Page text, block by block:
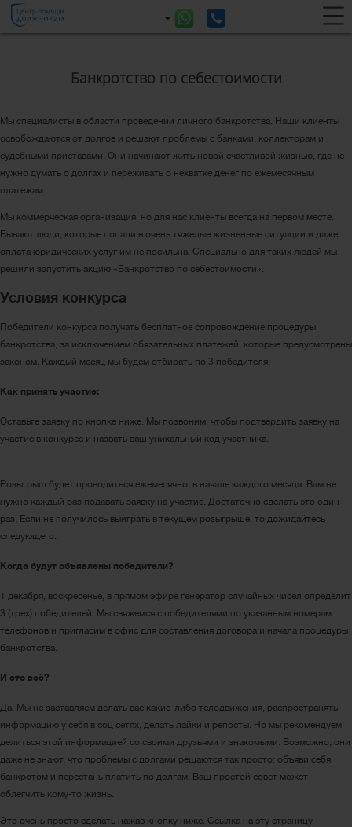
Банкротство по себестоимости
Мы специалисты в области проведении личного банкротства. Наши клиенты
освобождаются от долгов и решают проблемы с банками, коллекторам и
судебными приставами. Они начинают жить новой счастливой жизнью, где не
нужно думать о долгах и переживать о нехватке денег по ежемесячным
платежам.
Мы коммерческая организация, но для нас клиенты всегда на первом месте.
Бывают люди, которые попали в очень тяжелые жизненные ситуации и даже
оплата юридических услуг им не посильна. Специально для таких людей мы
решили запустить акцию «Банкротство по себестоимости».
Условия конкурса
Победители конкурса получать бесплатное сопровождение процедуры
банкротства, за исключением обязательных платежей, которые предусмотрены
законом. Каждый месяц мы будем отбирать по 3 победителя!
Как принять участие:
Оставьте заявку по кнопке ниже. Мы позвоним, чтобы подтвердить заявку на
участие в конкурсе и назвать ваш уникальный код участника.
Розыгрыш будет проводиться ежемесячно, в начале каждого месяца. Вам не
нужно каждый раз подавать заявку на участие. Достаточно сделать это один
раз. Если не получилось выиграть в текущем розыгрыше, то дожидайтесь
следующего.
Когда будут объявлены победители?
1 декабря, воскресенье, в прямом эфире генератор случайных чисел определит
3 (трех) победителей. Мы свяжемся с победителями по указанным номерам
телефонов и пригласим в офис для составления договора и начала процедуры
банкротства.
И это всё?
Да. Мы не заставляем делать вас какие-либо телодвижения, распространять
информацию у себя в соц сетях, делать лайки и репосты. Но мы рекомендуем
делиться этой информацией со своими друзьями и знакомыми. Возможно, они
даже не знают, что проблемы с долгами решаются так просто: объяви себя
банкротом и перестань платить по долгам. Ваш простой совет может
облегчить кому-то жизнь.
Это очень просто сделать нажав кнопку ниже. Ссылка на эту страницу